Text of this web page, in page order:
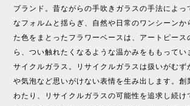
ブランド。昔ながらの手吹きガラスの手法によっ
なフォルムと揺らぎ、自然や日常のワンシーンか
た色をまとったフラワーベースは、アートピース
ら、つい触れたくなるような温かみをももってい
サイクルガラス。リサイクルガラスは扱いがむず
や気泡など思いがけない表情を生み出します。創
わたり、リサイクルガラスの可能性を追求し続け